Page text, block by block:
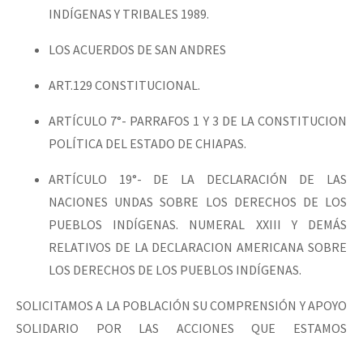
INDÍGENAS Y TRIBALES 1989.
LOS ACUERDOS DE SAN ANDRES
ART.129 CONSTITUCIONAL.
ARTÍCULO 7°- PARRAFOS 1 Y 3 DE LA CONSTITUCION
POLÍTICA DEL ESTADO DE CHIAPAS.
ARTÍCULO 19°- DE LA DECLARACIÓN DE LAS
NACIONES UNDAS SOBRE LOS DERECHOS DE LOS
PUEBLOS INDÍGENAS. NUMERAL XXIII Y DEMÁS
RELATIVOS DE LA DECLARACION AMERICANA SOBRE
LOS DERECHOS DE LOS PUEBLOS INDÍGENAS.
SOLICITAMOS A LA POBLACIÓN SU COMPRENSIÓN Y APOYO
SOLIDARIO POR LAS ACCIONES QUE ESTAMOS